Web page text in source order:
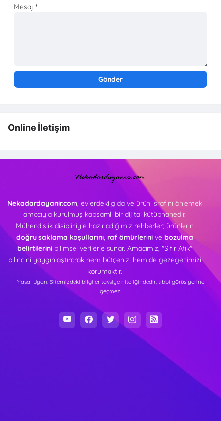
Mesaj*
Online İletişim
Nekadardayanir.com , evlerdeki gıda ve ürün israfını önlemek
amacıyla kurulmuş kapsamlı bir dijital kütüphanedir.
Mühendislik disipliniyle hazırladığımız rehberler; ürünlerin
doğru saklama koşullarını, raf ömürlerinive bozulma
belirtilerinibilimsel verilerle sunar. Amacımız, "Sıfır Atık"
bilincini yaygınlaştırarak hem bütçenizi hem de gezegenimizi
korumaktır.
Yasal Uyarı: Sitemizdeki bilgiler tavsiye niteliğindedir, tıbbi görüş yerine
geçmez.